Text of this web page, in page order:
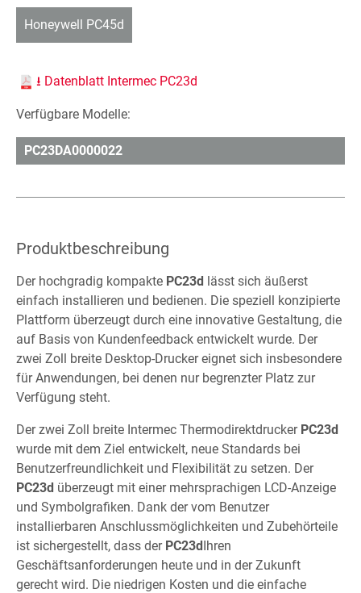
Honeywell PC45d
⭳ Datenblatt Intermec PC23d
Verfügbare Modelle:
PC23DA0000022
Produktbeschreibung
Der hochgradig kompakte PC23d lässt sich äußerst
einfach installieren und bedienen. Die speziell konzipierte
Plattform überzeugt durch eine innovative Gestaltung, die
auf Basis von Kundenfeedback entwickelt wurde. Der
zwei Zoll breite Desktop-Drucker eignet sich insbesondere
für Anwendungen, bei denen nur begrenzter Platz zur
Verfügung steht.
Der zwei Zoll breite Intermec Thermodirektdrucker PC23d
wurde mit dem Ziel entwickelt, neue Standards bei
Benutzerfreundlichkeit und Flexibilität zu setzen. Der
PC23d überzeugt mit einer mehrsprachigen LCD-Anzeige
und Symbolgrafiken. Dank der vom Benutzer
installierbaren Anschlussmöglichkeiten und Zubehörteile
ist sichergestellt, dass der PC23dIhren
Geschäftsanforderungen heute und in der Zukunft
gerecht wird. Die niedrigen Kosten und die einfache